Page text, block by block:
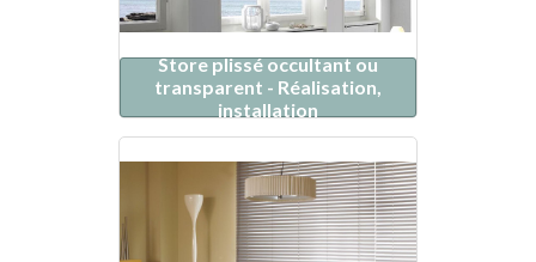
Store plissé occultant ou
transparent - Réalisation,
installation